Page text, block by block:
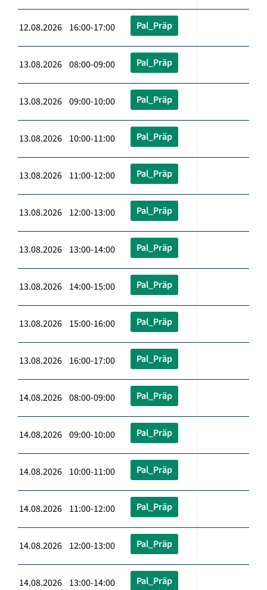
12.08.2026 16:00-17:00 Pal_Präp
13.08.2026 08:00-09:00 Pal_Präp
13.08.2026 09:00-10:00 Pal_Präp
13.08.2026 10:00-11:00 Pal_Präp
13.08.2026 11:00-12:00 Pal_Präp
13.08.2026 12:00-13:00 Pal_Präp
13.08.2026 13:00-14:00 Pal_Präp
13.08.2026 14:00-15:00 Pal_Präp
13.08.2026 15:00-16:00 Pal_Präp
13.08.2026 16:00-17:00 Pal_Präp
14.08.2026 08:00-09:00 Pal_Präp
14.08.2026 09:00-10:00 Pal_Präp
14.08.2026 10:00-11:00 Pal_Präp
14.08.2026 11:00-12:00 Pal_Präp
14.08.2026 12:00-13:00 Pal_Präp
14.08.2026 13:00-14:00 Pal_Präp